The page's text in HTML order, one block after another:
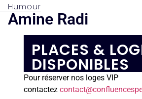
Humour
Amine Radi
PLACES &
DISPONIBLES
Pour réserver nos loges VIP
contactez